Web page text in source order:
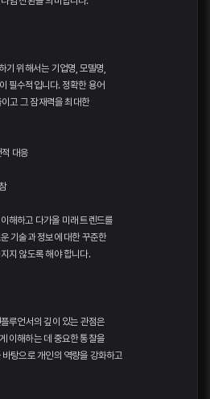
기 위해서는 기업명, 모델명,
필수적입니다. 정확한 용어
고 그 잠재력을 최대한
대응
해하고 다가올 미래 트렌드를
기술과 정보에 대한 꾸준한
지 않도록 해야 합니다.
루언서의 깊이 있는 관점은
이해하는 데 중요한 통찰을
탕으로 개인의 역량을 강화하고